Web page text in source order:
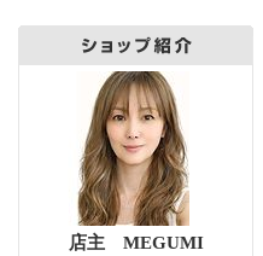
店主 MEGUMI